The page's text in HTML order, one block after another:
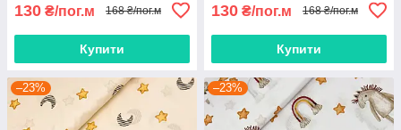
130 ₴/пог.м 168 ₴/пог.м
Купити
130 ₴/пог.м 168 ₴/пог.м
Купити
–23% –23%